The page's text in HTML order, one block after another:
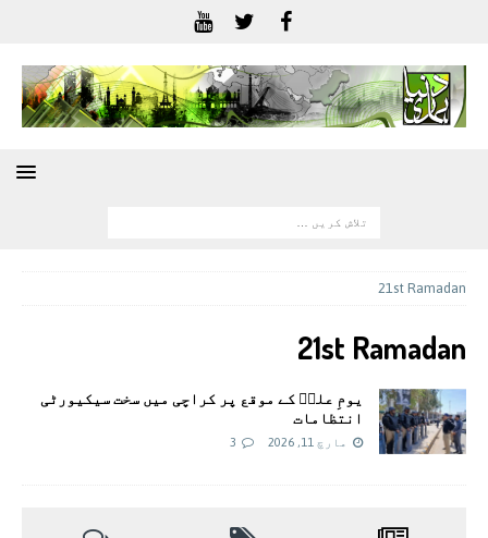
21st Ramadan
21st Ramadan
یومِ علیؓ کے موقع پر کراچی میں سخت سیکیورٹی
انتظامات
مارچ 11, 2026 3